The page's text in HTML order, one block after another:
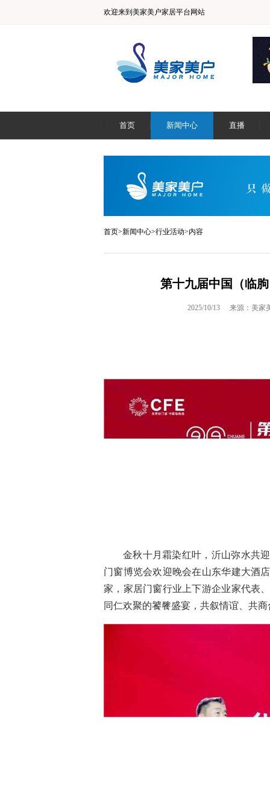
欢迎来到美家美户家居平台网站
首页 新闻中心 直播
首页>新闻中心>行业活动>内容
第十九届中国（临
2025/10/13 来源：美家
金秋十月霜染红叶，沂山弥水共
门窗博览会欢迎晚会在山东华建大酒
家，家居门窗行业上下游企业家代表
同仁欢聚的饕餮盛宴，共叙情谊、共